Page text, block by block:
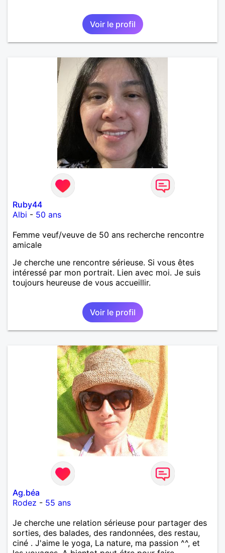
Voir le profil
Ruby44
Albi - 50 ans
Femme veuf/veuve de 50 ans recherche rencontre
amicale
Je cherche une rencontre sérieuse. Si vous êtes
intéressé par mon portrait. Lien avec moi. Je suis
toujours heureuse de vous accueillir.
Voir le profil
Ag.béa
Rodez - 55 ans
Je cherche une relation sérieuse pour partager des
sorties, des balades, des randonnées, des restau,
ciné . J'aime le yoga, La nature, ma passion ^^, et